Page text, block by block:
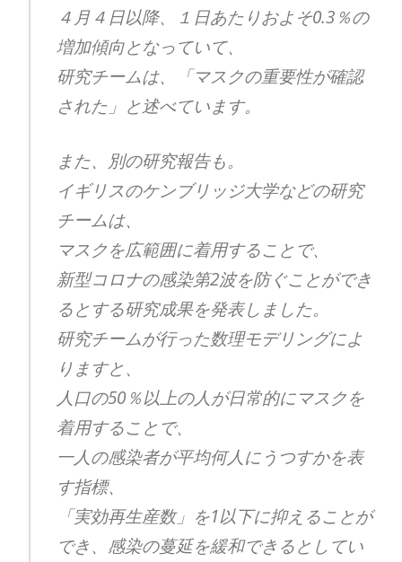
４月４日以降、１日あたりおよそ0.3％の
増加傾向となっていて、
研究チームは、「マスクの重要性が確認
された」と述べています。
また、別の研究報告も。
イギリスのケンブリッジ大学などの研究
チームは、
マスクを広範囲に着用することで、
新型コロナの感染第2波を防ぐことができ
るとする研究成果を発表しました。
研究チームが行った数理モデリングによ
りますと、
人口の50％以上の人が日常的にマスクを
着用することで、
一人の感染者が平均何人にうつすかを表
す指標、
「実効再生産数」を1以下に抑えることが
でき、感染の蔓延を緩和できるとしてい